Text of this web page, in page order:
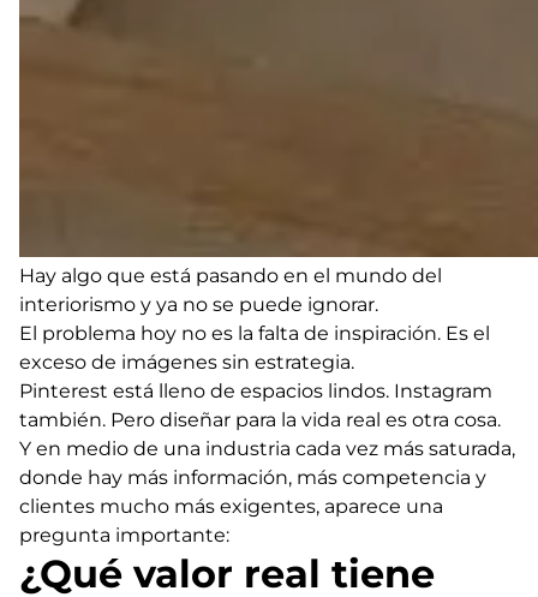
Hay algo que está pasando en el mundo del
interiorismo y ya no se puede ignorar.
El problema hoy no es la falta de inspiración. Es el
exceso de imágenes sin estrategia.
Pinterest está lleno de espacios lindos. Instagram
también. Pero diseñar para la vida real es otra cosa.
Y en medio de una industria cada vez más saturada,
donde hay más información, más competencia y
clientes mucho más exigentes, aparece una
pregunta importante:
¿Qué valor real tiene